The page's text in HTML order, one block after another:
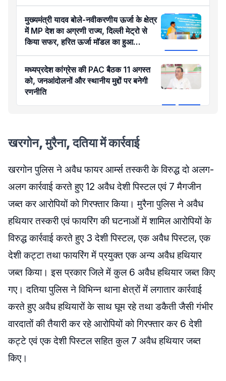
मुख्यमंत्री यादव बोले-नवीकरणीय ऊर्जा के क्षेत्र
में MP देश का अग्रणी राज्य, दिल्ली मेट्रो से
किया सफर, हरित ऊर्जा मॉडल का हुआ
प्रेजेंटेशन
मध्यप्रदेश कांग्रेस की PAC बैठक 11 अगस्त
को, जनआंदोलनों और स्थानीय मुद्दों पर बनेगी
रणनीति
खरगोन, मुरैना, दतिया में कार्रवाई
खरगोन पुलिस ने अवैध फायर आर्म्स तस्करी के विरुद्ध दो अलग-
अलग कार्रवाई करते हुए 12 अवैध देशी पिस्टल एवं 7 मैगजीन
जब्‍त कर आरोपियों को गिरफ्तार किया। मुरैना पुलिस ने अवैध
हथियार तस्करी एवं फायरिंग की घटनाओं में शामिल आरोपियों के
विरुद्ध कार्रवाई करते हुए 3 देशी पिस्टल, एक अवैध पिस्टल, एक
देशी कट्टा तथा फायरिंग में प्रयुक्त एक अन्य अवैध हथियार
जब्‍त किया। इस प्रकार जिले में कुल 6 अवैध हथियार जब्त किए
गए। दतिया पुलिस ने विभिन्न थाना क्षेत्रों में लगातार कार्रवाई
करते हुए अवैध हथियारों के साथ घूम रहे तथा डकैती जैसी गंभीर
वारदातों की तैयारी कर रहे आरोपियों को गिरफ्तार कर 6 देशी
कट्टे एवं एक देशी पिस्टल सहित कुल 7 अवैध हथियार जब्‍त
किए।